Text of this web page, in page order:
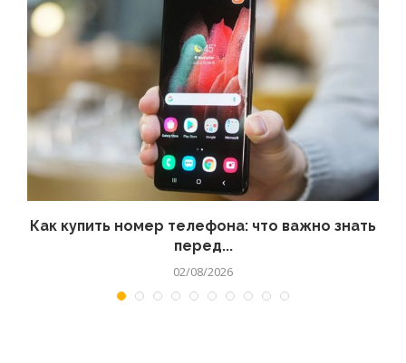
Как купить номер телефона: что важно знать
перед...
02/08/2026